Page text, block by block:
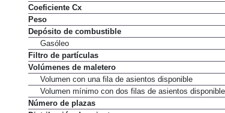
Vía trasera
Coeficiente Cx
Peso
Depósito de combustible
Gasóleo
Filtro de partículas
Volúmenes de maletero
Volumen con una fila de asientos disponible
Volumen mínimo con dos filas de asientos disponibles